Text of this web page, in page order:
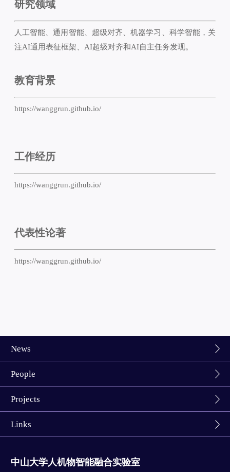
研究领域
人工智能、通用智能、超级对齐、机器学习、科学智能，关
注AI通用表征框架、AI超级对齐和AI自主任务发现。
教育背景
https://wanggrun.github.io/
工作经历
https://wanggrun.github.io/
代表性论著
https://wanggrun.github.io/
News
People
Projects
Links
中山大学人机物智能融合实验室